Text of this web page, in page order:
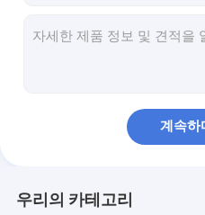
계속하
우리의 카테고리